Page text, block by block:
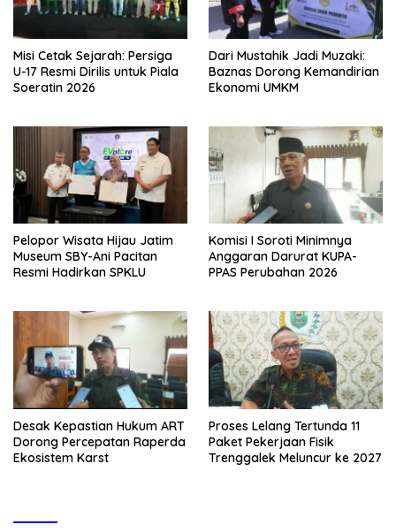
Misi Cetak Sejarah: Persiga
U-17 Resmi Dirilis untuk Piala
Soeratin 2026
Dari Mustahik Jadi Muzaki:
Baznas Dorong Kemandirian
Ekonomi UMKM
Pelopor Wisata Hijau Jatim
Museum SBY-Ani Pacitan
Resmi Hadirkan SPKLU
Komisi I Soroti Minimnya
Anggaran Darurat KUPA-
PPAS Perubahan 2026
Desak Kepastian Hukum ART
Dorong Percepatan Raperda
Ekosistem Karst
Proses Lelang Tertunda 11
Paket Pekerjaan Fisik
Trenggalek Meluncur ke 2027